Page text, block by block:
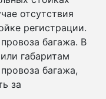
отсутствия
регистрации.
багажа. В
габаритам
багажа,
за